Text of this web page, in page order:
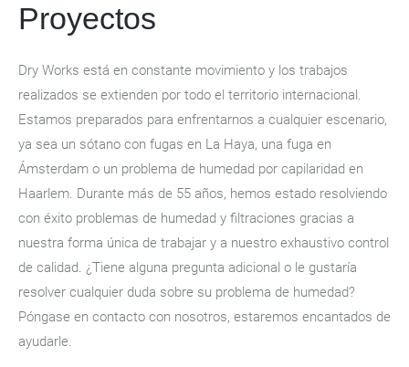
Proyectos
Dry Works está en constante movimiento y los trabajos
realizados se extienden por todo el territorio internacional.
Estamos preparados para enfrentarnos a cualquier escenario,
ya sea un sótano con fugas en La Haya, una fuga en
Ámsterdam o un problema de humedad por capilaridad en
Haarlem. Durante más de 55 años, hemos estado resolviendo
con éxito problemas de humedad y filtraciones gracias a
nuestra forma única de trabajar y a nuestro exhaustivo control
de calidad. ¿Tiene alguna pregunta adicional o le gustaría
resolver cualquier duda sobre su problema de humedad?
Póngase en contacto con nosotros, estaremos encantados de
ayudarle.